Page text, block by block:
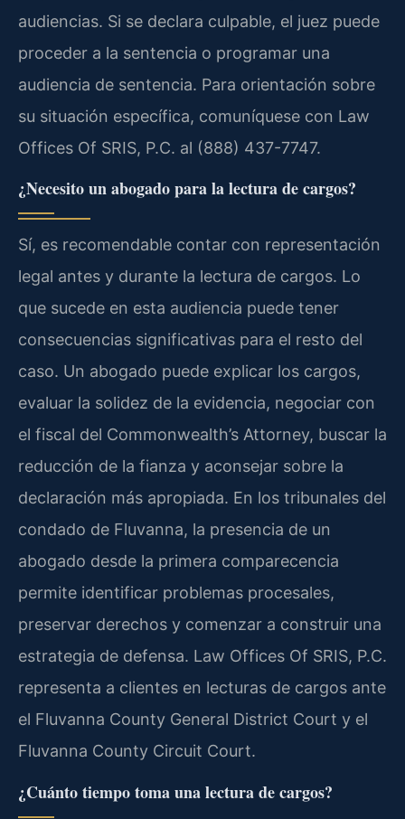
audiencias. Si se declara culpable, el juez puede
proceder a la sentencia o programar una
audiencia de sentencia. Para orientación sobre
su situación específica, comuníquese con Law
Offices Of SRIS, P.C. al (888) 437-7747.
¿Necesito un abogado para la lectura de cargos?
Sí, es recomendable contar con representación
legal antes y durante la lectura de cargos. Lo
que sucede en esta audiencia puede tener
consecuencias significativas para el resto del
caso. Un abogado puede explicar los cargos,
evaluar la solidez de la evidencia, negociar con
el fiscal del Commonwealth’s Attorney, buscar la
reducción de la fianza y aconsejar sobre la
declaración más apropiada. En los tribunales del
condado de Fluvanna, la presencia de un
abogado desde la primera comparecencia
permite identificar problemas procesales,
preservar derechos y comenzar a construir una
estrategia de defensa. Law Offices Of SRIS, P.C.
representa a clientes en lecturas de cargos ante
el Fluvanna County General District Court y el
Fluvanna County Circuit Court.
¿Cuánto tiempo toma una lectura de cargos?